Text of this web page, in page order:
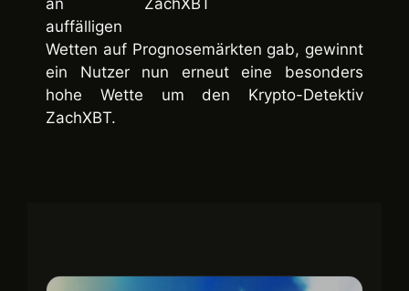
auffälligen
Wetten auf Prognosemärkten gab, gewinnt
ein Nutzer nun erneut eine besonders
hohe Wette um den Krypto-Detektiv
ZachXBT.